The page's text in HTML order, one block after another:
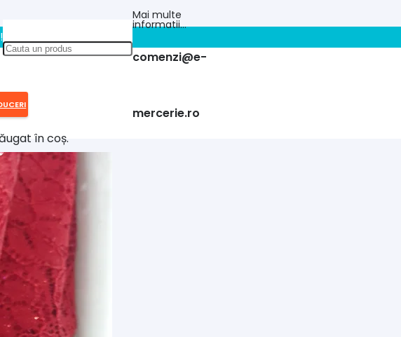
Mai multe
informatii…
comenzi@e-
mercerie.ro
în coș.